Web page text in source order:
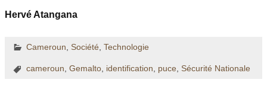
Hervé Atangana
Cameroun Société Technologie
cameroun Gemalto, identification puce Sécurité Nationale